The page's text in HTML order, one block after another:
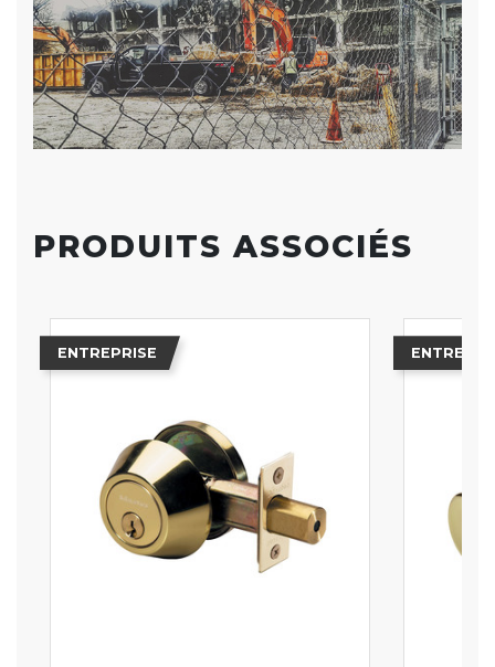
PRODUITS ASSOCIÉS
ENTREPRISE